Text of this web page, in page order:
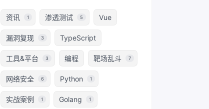
资讯 1 渗透测试 5 Vue
漏洞复现 3 TypeScript
工具&平台 3 编程 靶场乱斗 7
网络安全 6 Python 1
实战案例 1 Golang 1